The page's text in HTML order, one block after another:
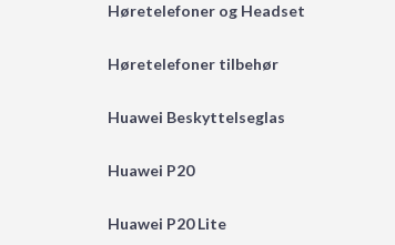
Høretelefoner og Headset
Høretelefoner tilbehør
Huawei Beskyttelseglas
Huawei P20
Huawei P20 Lite